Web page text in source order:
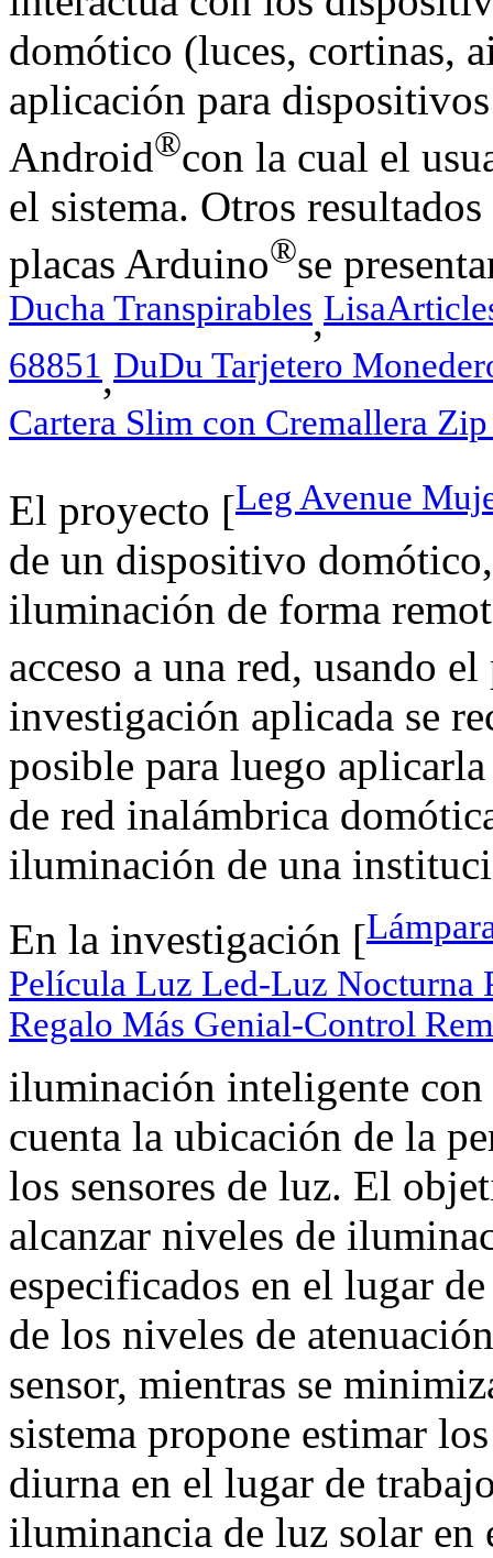
domótico (luces, cortinas,
aplicación para
Android®con la cual el
el sistema. Otros
placas Arduino®se
Ducha Transpirables,
68851,DuDu Tarjetero
Cartera Slim con Cremallera
El proyecto [Leg Avenue
de un dispositivo
iluminación de forma
acceso a una red, usando
investigación aplicada se
posible para luego
de red inalámbrica
iluminación de una
En la investigación [
Película Luz Led-Luz Nocturna
Regalo Más Genial-Control
iluminación inteligente
cuenta la ubicación de la
los sensores de luz. El
alcanzar niveles de
especificados en el lugar
de los niveles de
sensor, mientras se
sistema propone estimar
diurna en el lugar de
iluminancia de luz solar en